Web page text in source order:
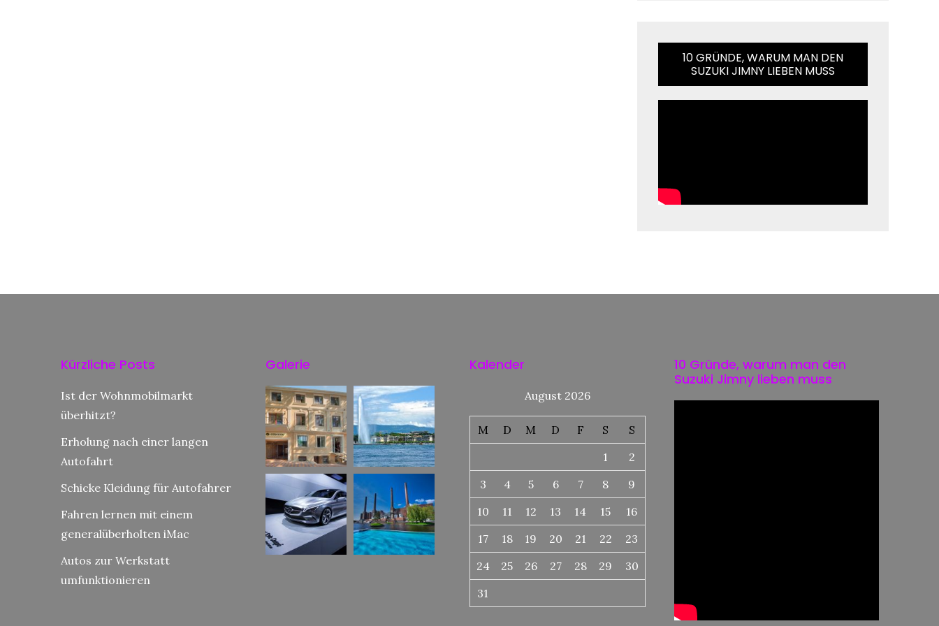
10 GRÜNDE, WARUM MAN DEN
SUZUKI JIMNY LIEBEN MUSS
Kürzliche Posts
Ist der Wohnmobilmarkt
überhitzt?
Erholung nach einer langen
Autofahrt
Schicke Kleidung für Autofahrer
Fahren lernen mit einem
generalüberholten iMac
Autos zur Werkstatt
umfunktionieren
Galerie Kalender
August 2026
M D M D F S
S
1
2
3
4 5 6 7 8
9
10
11 12 13 14 15
16
17
18 19 20 21 22
23
24
25 26 27 28 29
30
31
10 Gründe, warum man den
Suzuki Jimny lieben muss